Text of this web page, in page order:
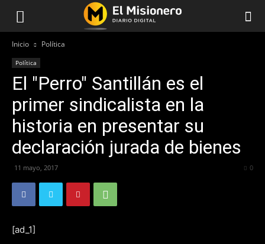
Inicio Política
Política
El "Perro" Santillán es el
primer sindicalista en la
historia en presentar su
declaración jurada de bienes
11 mayo, 2017 0
[ad_1]